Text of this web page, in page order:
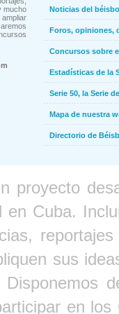
mucho
Noticias del
Foros, opiniones,
Concursos sobre
Estadísticas de la
Serie 50, la Serie
Mapa de nuestra
Directorio de
proyecto
en Cuba.
sus
en